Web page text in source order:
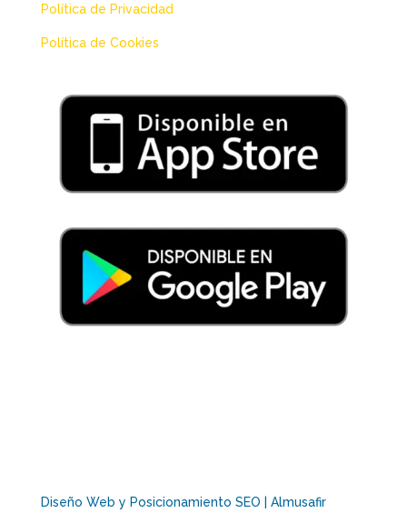
Política de Privacidad
Política de Cookies
Diseño Web y Posicionamiento SEO | Almusafir